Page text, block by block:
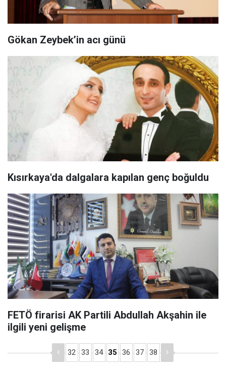
Gökan Zeybek’in acı günü
Kısırkaya'da dalgalara kapılan genç boğuldu
FETÖ firarisi AK Partili Abdullah Akşahin ile
ilgili yeni gelişme
32 33 34 35 36 37 38